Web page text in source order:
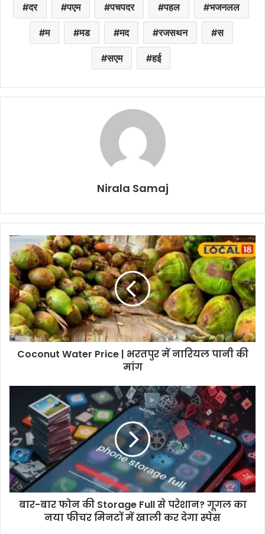
दर पएम पचपदर पहल भजनलल
म मड मद रजसथन स
सएम हई
Nirala Samaj
Coconut Water Price | भरतपुर में नारियल पानी की
मांग
बार-बार फोन की Storage Full से परेशान? गूगल का
नया फीचर मिनटों में खाली कर देगा स्पेस